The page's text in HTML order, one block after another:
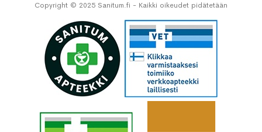
Copyright © 2025 Sanitum.fi - Kaikki oikeudet pidätetään